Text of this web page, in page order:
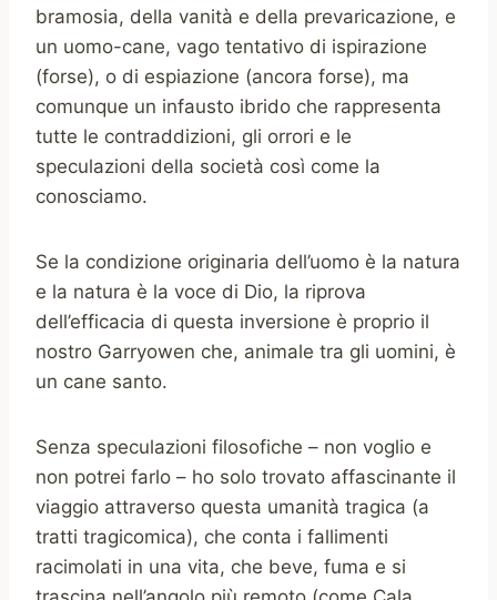
bramosia, della vanità e della prevaricazione, e
un uomo-cane, vago tentativo di ispirazione
(forse), o di espiazione (ancora forse), ma
comunque un infausto ibrido che rappresenta
tutte le contraddizioni, gli orrori e le
speculazioni della società così come la
conosciamo.
Se la condizione originaria dell’uomo è la natura
e la natura è la voce di Dio, la riprova
dell’efficacia di questa inversione è proprio il
nostro Garryowen che, animale tra gli uomini, è
un cane santo.
Senza speculazioni filosofiche – non voglio e
non potrei farlo – ho solo trovato affascinante il
viaggio attraverso questa umanità tragica (a
tratti tragicomica), che conta i fallimenti
racimolati in una vita, che beve, fuma e si